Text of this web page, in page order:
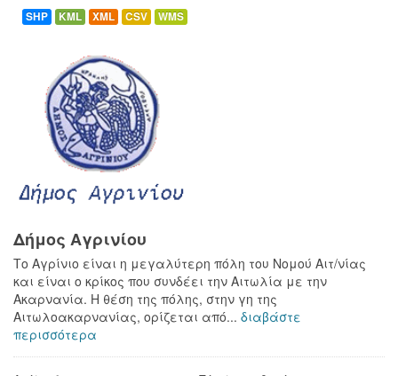
SHP KML XML CSV WMS
Δήμος Αγρινίου
Το Αγρίνιο είναι η μεγαλύτερη πόλη του Νομού Αιτ/νίας
και είναι ο κρίκος που συνδέει την Αιτωλία με την
Ακαρνανία. Η θέση της πόλης, στην γη της
Αιτωλοακαρνανίας, ορίζεται από... διαβάστε
περισσότερα